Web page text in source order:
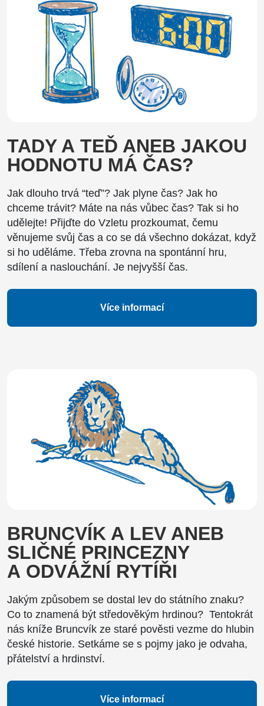
TADY A TEĎ ANEB JAKOU
HODNOTU MÁ ČAS?
Jak dlouho trvá “teď”? Jak plyne čas? Jak ho
chceme trávit? Máte na nás vůbec čas? Tak si ho
udělejte! Přijďte do Vzletu prozkoumat, čemu
věnujeme svůj čas a co se dá všechno dokázat, když
si ho uděláme. Třeba zrovna na spontánní hru,
sdílení a naslouchání. Je nejvyšší čas.
Více informací
BRUNCVÍK A LEV ANEB
SLIČNÉ PRINCEZNY
A ODVÁŽNÍ RYTÍŘI
Jakým způsobem se dostal lev do státního znaku?
Co to znamená být středověkým hrdinou? Tentokrát
nás kníže Bruncvík ze staré pověsti vezme do hlubin
české historie. Setkáme se s pojmy jako je odvaha,
přátelství a hrdinství.
Více informací